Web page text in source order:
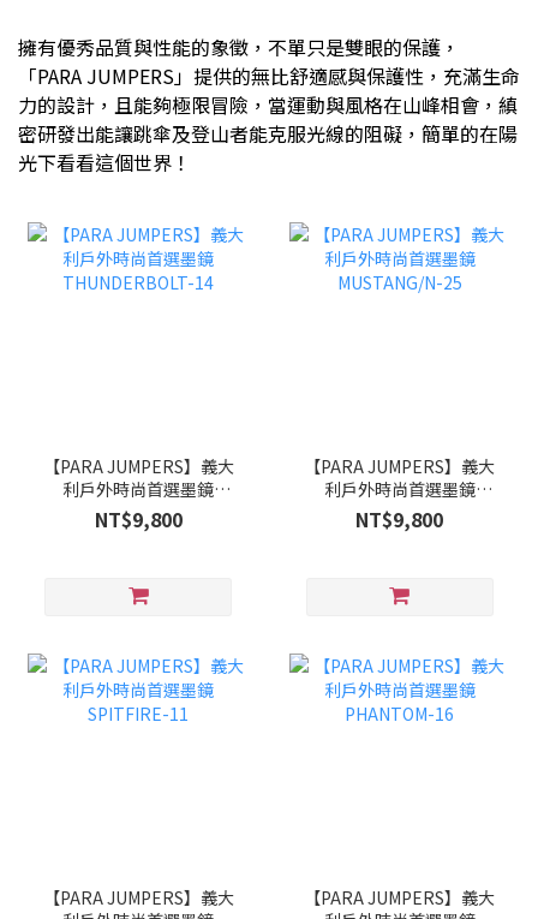
擁有優秀品質與性能的象徵，不單只是雙眼的保護，
「PARA JUMPERS」提供的無比舒適感與保護性，充滿生命
力的設計，且能夠極限冒險，當運動與風格在山峰相會，縝
密研發出能讓跳傘及登山者能克服光線的阻礙，簡單的在陽
光下看看這個世界！
【PARA JUMPERS】義大
利戶外時尚首選墨鏡
THUNDERBOLT-14
NT$9,800
【PARA JUMPERS】義大
利戶外時尚首選墨鏡
MUSTANG/N-25
NT$9,800
【PARA JUMPERS】義大
【PARA JUMPERS】義大